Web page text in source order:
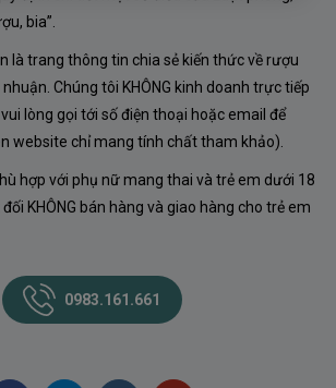
bia”.
là trang thông tin chia sẻ kiến thức về rượu
Chúng tôi KHÔNG kinh doanh trực tiếp
lòng gọi tới số điện thoại hoặc email để
website chỉ mang tính chất tham khảo).
hợp với phụ nữ mang thai và trẻ em dưới 18
KHÔNG bán hàng và giao hàng cho trẻ em
0983.161.661